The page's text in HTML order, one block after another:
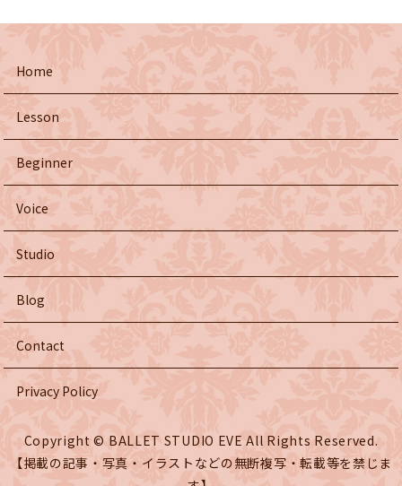
Home
Lesson
Beginner
Voice
Studio
Blog
Contact
Privacy Policy
Copyright © BALLET STUDIO EVE All Rights Reserved.
【掲載の記事・写真・イラストなどの無断複写・転載等を禁じま